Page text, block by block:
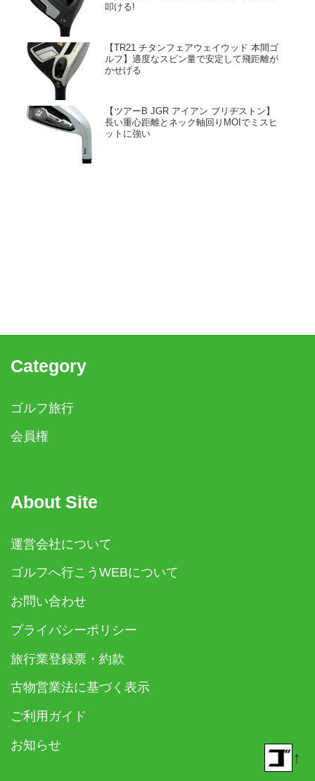
叩ける!
【TR21 チタンフェアウェイウッド 本間ゴ
ルフ】適度なスピン量で安定して飛距離が
かせげる
【ツアーB JGR アイアン ブリヂストン】
長い重心距離とネック軸回りMOIでミスヒ
ットに強い
Category
ゴルフ旅行
会員権
About Site
運営会社について
ゴルフへ行こうWEBについて
お問い合わせ
プライバシーポリシー
旅行業登録票・約款
古物営業法に基づく表示
ご利用ガイド
お知らせ
↑